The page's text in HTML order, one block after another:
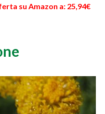
su Amazon a: 25,94€